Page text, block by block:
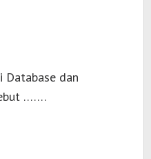
Database dan
…….